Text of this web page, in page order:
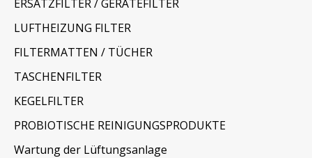
ERSATZFILTER / GERÄTEFILTER
LUFTHEIZUNG FILTER
FILTERMATTEN / TÜCHER
TASCHENFILTER
KEGELFILTER
PROBIOTISCHE REINIGUNGSPRODUKTE
Wartung der Lüftungsanlage